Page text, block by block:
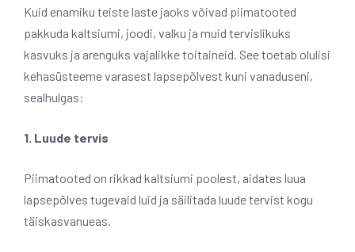
Kuid enamiku teiste laste jaoks võivad piimatooted
pakkuda kaltsiumi, joodi, valku ja muid tervislikuks
kasvuks ja arenguks vajalikke toitaineid. See toetab olulisi
kehasüsteeme varasest lapsepõlvest kuni vanaduseni,
sealhulgas:
1. Luude tervis
Piimatooted on rikkad kaltsiumi poolest, aidates luua
lapsepõlves tugevaid luid ja säilitada luude tervist kogu
täiskasvanueas.